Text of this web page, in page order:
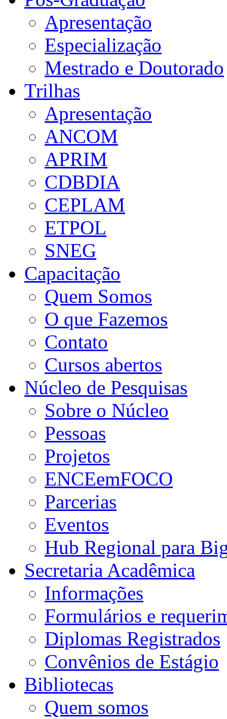
Apresentação
Especialização
Mestrado e Doutorado
Trilhas
Apresentação
ANCOM
APRIM
CDBDIA
CEPLAM
ETPOL
SNEG
Capacitação
Quem Somos
O que Fazemos
Contato
Cursos abertos
Núcleo de Pesquisas
Sobre o Núcleo
Pessoas
Projetos
ENCEemFOCO
Parcerias
Eventos
Hub Regional para
Secretaria Acadêmica
Informações
Formulários e
Diplomas Registrados
Convênios de Estágio
Bibliotecas
Quem somos